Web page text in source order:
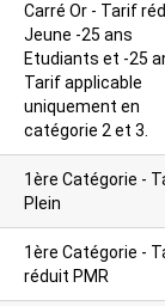
Carré Or - Tarif
Jeune -25 ans
Etudiants et -25
Tarif applicable
uniquement en
catégorie 2 et 3.
1ère Catégorie -
Plein
1ère Catégorie -
réduit PMR